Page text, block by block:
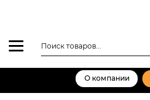
товаров
О компании